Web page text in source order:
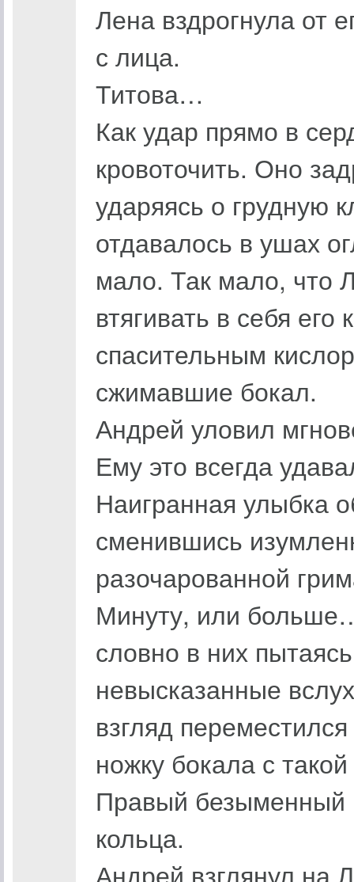
Лена вздрогнула от
с лица.
Титова…
Как удар прямо в
кровоточить. Оно
ударяясь о грудную
отдавалось в ушах
мало. Так мало, что
втягивать в себя
спасительным
сжимавшие бокал.
Андрей уловил
Ему это всегда
Наигранная улыбка
сменившись
разочарованной
Минуту, или
словно в них
невысказанные
взгляд
ножку бокала с
Правый безыменный
кольца.
Андрей взглянул на